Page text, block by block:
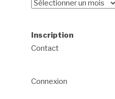
Archives
Inscription
Contact
Connexion